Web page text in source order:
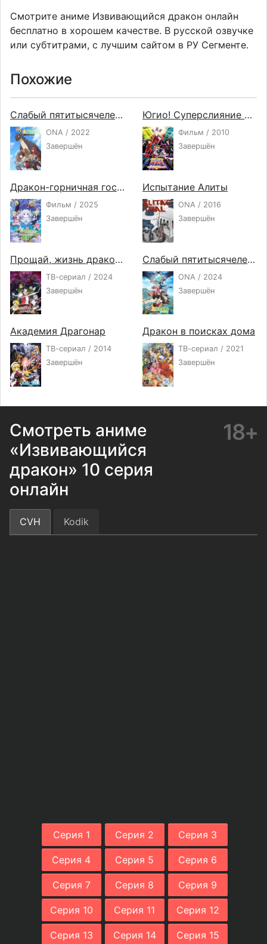
Смотрите аниме Извивающийся дракон онлайн
бесплатно в хорошем качестве. В русской озвучке
или субтитрами, с лучшим сайтом в РУ Сегменте.
Похожие
Слабый пятитысячелетний дракон-вегетарианец
ONA / 2022
Завершён
Югио! Суперслияние — Связь вне времени
Фильм / 2010
Завершён
Дракон-горничная госпожи Кобаяси: Одинокий дракон
Фильм / 2025
Завершён
Испытание Алиты
ONA / 2016
Завершён
Прощай, жизнь дракона. Здравствуй, жизнь человека
ТВ-сериал / 2024
Завершён
Слабый пятитысячелетний дракон-вегетарианец 2
ONA / 2024
Завершён
Академия Драгонар
ТВ-сериал / 2014
Завершён
Дракон в поисках дома
ТВ-сериал / 2021
Завершён
Смотреть аниме
«Извивающийся
дракон» 10 серия
онлайн
18+
CVH Kodik
Серия 1 Серия 2 Серия 3
Серия 4 Серия 5 Серия 6
Серия 7 Серия 8 Серия 9
Серия 10 Серия 11 Серия 12
Серия 13 Серия 14 Серия 15